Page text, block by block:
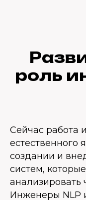
роль
Сейчас работа
естественного
создании и
систем,
анализировать
Инженеры NLP